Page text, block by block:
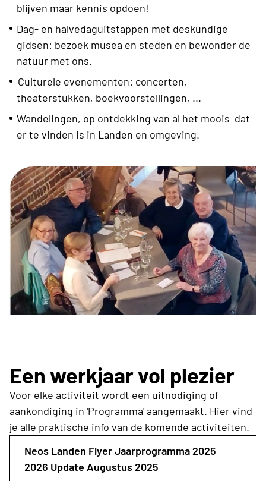
blijven maar kennis opdoen!
Dag- en halvedaguitstappen met deskundige
gidsen: bezoek musea en steden en bewonder de
natuur met ons.
Culturele evenementen: concerten,
theaterstukken, boekvoorstellingen, ...
Wandelingen, op ontdekking van al het moois dat
er te vinden is in Landen en omgeving.
Een werkjaar vol plezier
Voor elke activiteit wordt een uitnodiging of
aankondiging in 'Programma' aangemaakt. Hier vind
je alle praktische info van de komende activiteiten.
Neos Landen Flyer Jaarprogramma 2025
2026 Update Augustus 2025